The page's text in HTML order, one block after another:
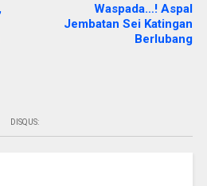
Waspada…! Aspal
Jembatan Sei Katingan
Berlubang
DISQUS: